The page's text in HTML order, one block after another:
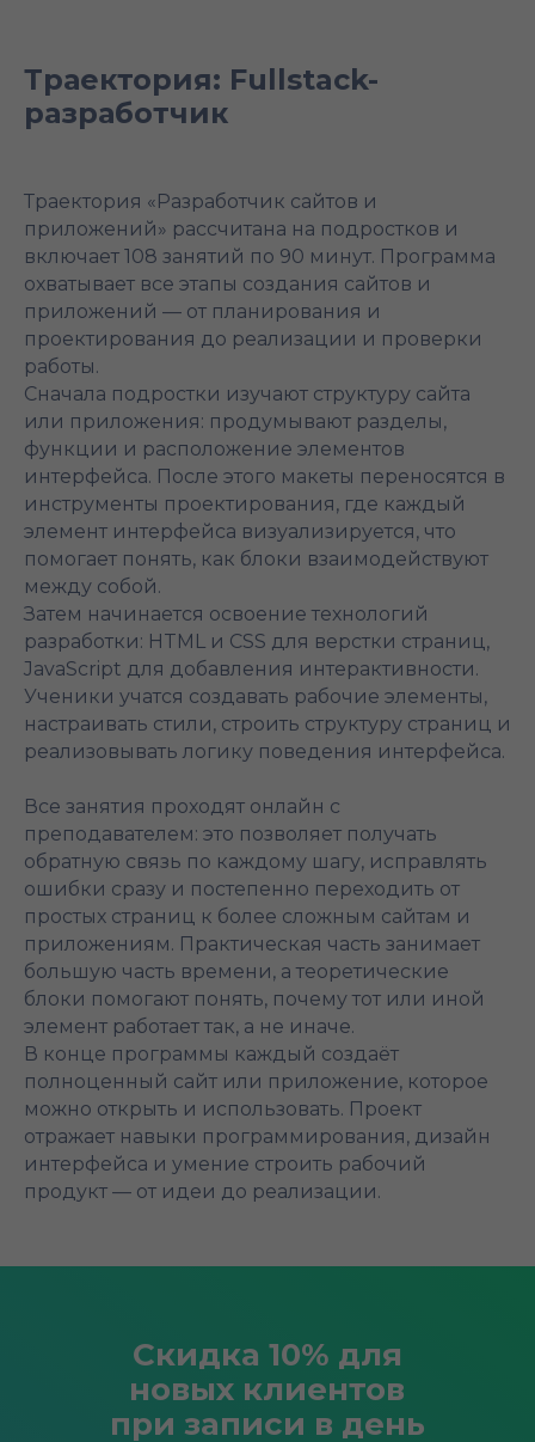
Траектория: Fullstack-
разработчик
Траектория «Разработчик сайтов и
приложений» рассчитана на подростков и
включает 108 занятий по 90 минут. Программа
охватывает все этапы создания сайтов и
приложений — от планирования и
проектирования до реализации и проверки
работы.
Сначала подростки изучают структуру сайта
или приложения: продумывают разделы,
функции и расположение элементов
интерфейса. После этого макеты переносятся в
инструменты проектирования, где каждый
элемент интерфейса визуализируется, что
помогает понять, как блоки взаимодействуют
между собой.
Затем начинается освоение технологий
разработки: HTML и CSS для верстки страниц,
JavaScript для добавления интерактивности.
Ученики учатся создавать рабочие элементы,
настраивать стили, строить структуру страниц и
реализовывать логику поведения интерфейса.
Все занятия проходят онлайн с
преподавателем: это позволяет получать
обратную связь по каждому шагу, исправлять
ошибки сразу и постепенно переходить от
простых страниц к более сложным сайтам и
приложениям. Практическая часть занимает
большую часть времени, а теоретические
блоки помогают понять, почему тот или иной
элемент работает так, а не иначе.
В конце программы каждый создаёт
полноценный сайт или приложение, которое
можно открыть и использовать. Проект
отражает навыки программирования, дизайн
интерфейса и умение строить рабочий
продукт — от идеи до реализации.
Скидка 10% для
новых клиентов
при записи в день